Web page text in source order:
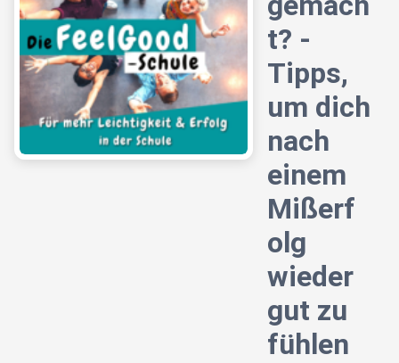
t? -
Tipps,
um dich
nach
einem
Mißerf
olg
wieder
gut zu
fühlen